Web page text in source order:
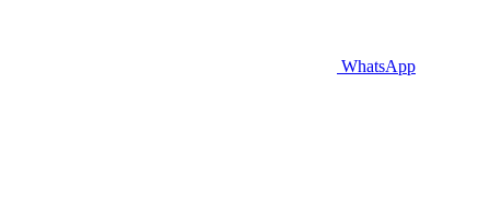
WhatsApp